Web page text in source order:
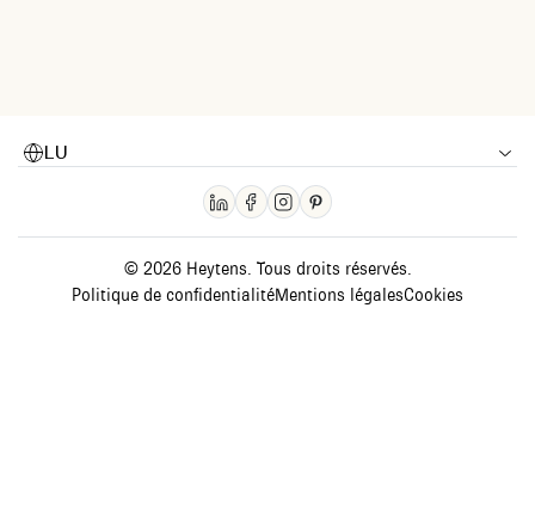
LU
© 2026 Heytens. Tous droits réservés.
Politique de confidentialitéMentions légalesCookies